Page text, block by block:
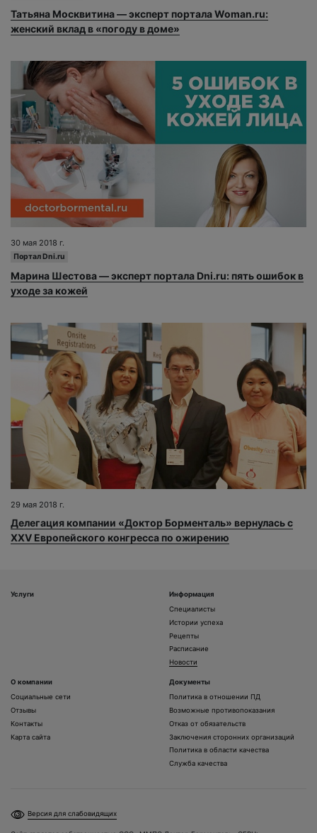
Татьяна Москвитина — эксперт портала Woman.ru:
женский вклад в «погоду в доме»
30 мая 2018 г.
Портал Dni.ru
Марина Шестова — эксперт портала Dni.ru: пять ошибок в
уходе за кожей
29 мая 2018 г.
Делегация компании «Доктор Борменталь» вернулась с
XXV Европейского конгресса по ожирению
Услуги
Информация
Специалисты
Истории успеха
Рецепты
Расписание
Новости
О компании
Социальные сети
Отзывы
Контакты
Карта сайта
Документы
Политика в отношении ПД
Возможные противопоказания
Отказ от обязательств
Заключения сторонних организаций
Политика в области качества
Служба качества
Версия для слабовидящих